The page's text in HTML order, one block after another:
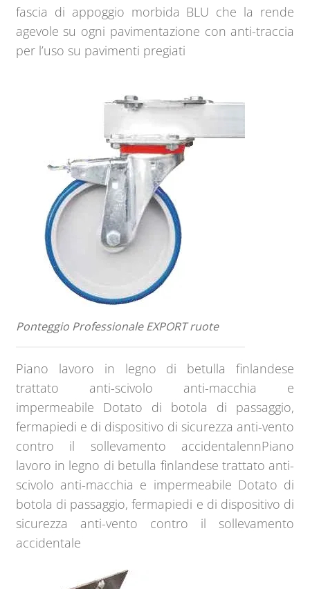
fascia di appoggio morbida BLU che la rende
agevole su ogni pavimentazione con anti-traccia
per l’uso su pavimenti pregiati
Ponteggio Professionale EXPORT ruote
Piano lavoro in legno di betulla finlandese
trattato anti-scivolo anti-macchia e
impermeabile Dotato di botola di passaggio,
fermapiedi e di dispositivo di sicurezza anti-vento
contro il sollevamento accidentalennPiano
lavoro in legno di betulla finlandese trattato anti-
scivolo anti-macchia e impermeabile Dotato di
botola di passaggio, fermapiedi e di dispositivo di
sicurezza anti-vento contro il sollevamento
accidentale